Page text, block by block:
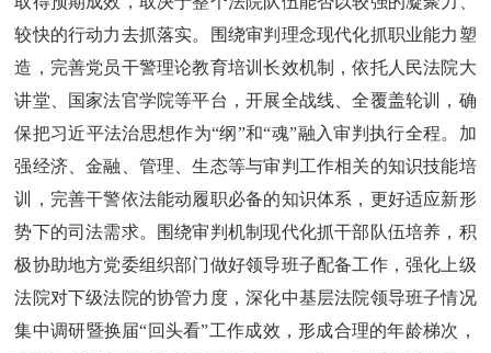
较快的行动力去抓落实。围绕审判理念现代化抓职业能力塑
造，完善党员干警理论教育培训长效机制，依托人民法院大
讲堂、国家法官学院等平台，开展全战线、全覆盖轮训，确
保把习近平法治思想作为“纲”和“魂”融入审判执行全程。加
强经济、金融、管理、生态等与审判工作相关的知识技能培
训，完善干警依法能动履职必备的知识体系，更好适应新形
势下的司法需求。围绕审判机制现代化抓干部队伍培养，积
极协助地方党委组织部门做好领导班子配备工作，强化上级
法院对下级法院的协管力度，深化中基层法院领导班子情况
集中调研暨换届“回头看”工作成效，形成合理的年龄梯次，